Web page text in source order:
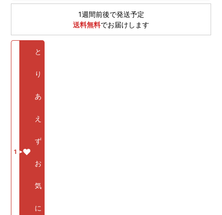
1週間前後で発送予定
送料無料でお届けします
1
と
り
あ
え
ず
お
気
に